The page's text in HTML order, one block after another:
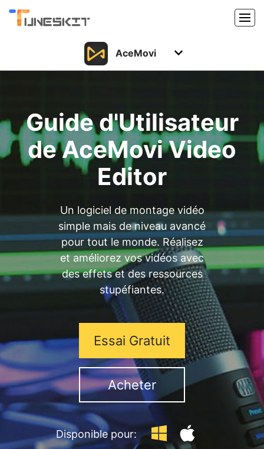
Produits
Support
Centre de téléchargement
AceMovi
Support
Ressources
Guide d'Utilisateur
de AceMovi Video
Editor
Un logiciel de montage vidéo
simple mais de niveau avancé
pour tout le monde. Réalisez
et améliorez vos vidéos avec
des effets et des ressources
stupéfiantes.
Essai Gratuit
Acheter
Disponible pour: